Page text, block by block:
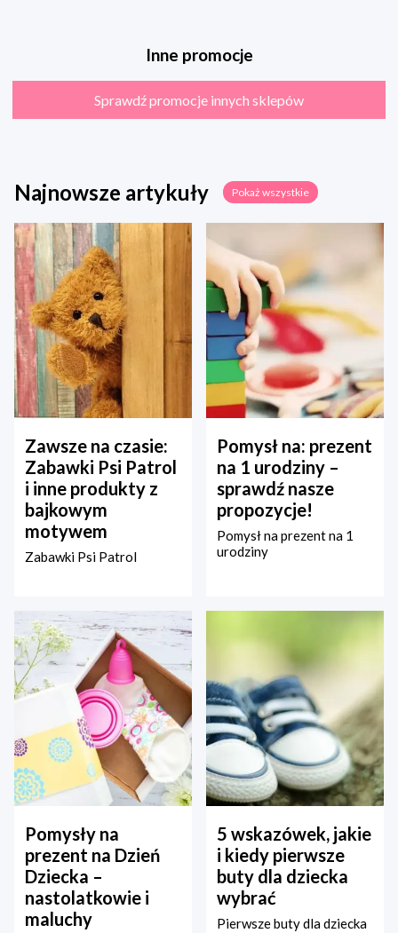
Inne promocje
Sprawdź promocje innych sklepów
Najnowsze artykuły Pokaż wszystkie
Zawsze na czasie:
Zabawki Psi Patrol
i inne produkty z
bajkowym
motywem
Zabawki Psi Patrol
Pomysł na: prezent
na 1 urodziny –
sprawdź nasze
propozycje!
Pomysł na prezent na 1
urodziny
Pomysły na
prezent na Dzień
Dziecka –
nastolatkowie i
maluchy
5 wskazówek, jakie
i kiedy pierwsze
buty dla dziecka
wybrać
Pierwsze buty dla dziecka